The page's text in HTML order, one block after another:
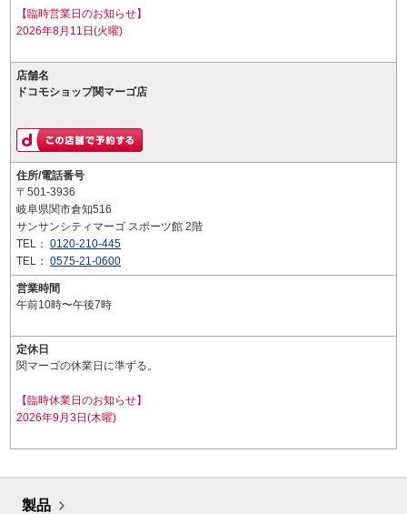
【臨時営業日のお知らせ】
2026年8月11日(火曜)
店舗名
ドコモショップ関マーゴ店
住所/電話番号
〒501-3936
岐阜県関市倉知516
サンサンシティマーゴ スポーツ館 2階
TEL： 0120-210-445
TEL： 0575-21-0600
営業時間
午前10時〜午後7時
定休日
関マーゴの休業日に準ずる。
【臨時休業日のお知らせ】
2026年9月3日(木曜)
製品